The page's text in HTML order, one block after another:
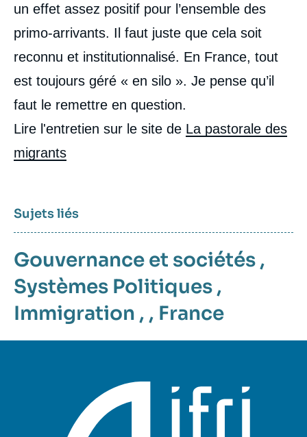
un effet assez positif pour l’ensemble des
primo-arrivants. Il faut juste que cela soit
reconnu et institutionnalisé. En France, tout
est toujours géré « en silo ». Je pense qu’il
faut le remettre en question.
Lire l'entretien sur le site de La pastorale des
migrants
Sujets liés
Gouvernance et sociétés ,
Systèmes Politiques ,
Immigration , , France